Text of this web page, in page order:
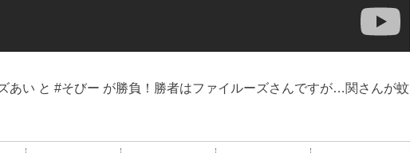
あい と #そびー が勝負！勝者はファイルーズさんですが…関さんが蚊